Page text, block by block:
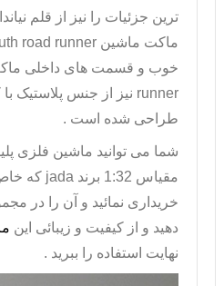
ترین جزئیات را نیز از قلم
ماکت ماشین road runner
خوب و قسمت های داخلی
runner نیز از جنس پلاستیک
طراحی شده است .
مقیاس 1:32 برند
jada که
خریداری نمائید و آن را در
دهید و از کیفیت و زیبائی این
نهایت استفاده را ببرید .